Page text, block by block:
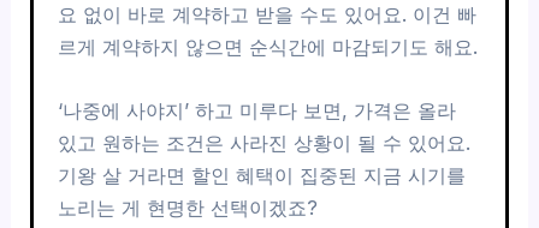
요 없이 바로 계약하고 받을 수도 있어요. 이건 빠
르게 계약하지 않으면 순식간에 마감되기도 해요.
‘나중에 사야지’ 하고 미루다 보면, 가격은 올라
있고 원하는 조건은 사라진 상황이 될 수 있어요.
기왕 살 거라면 할인 혜택이 집중된 지금 시기를
노리는 게 현명한 선택이겠죠?